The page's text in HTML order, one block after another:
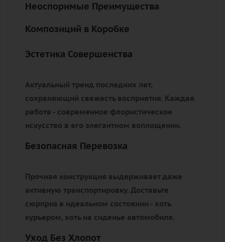
Неоспоримые Преимущества
Композиций в Коробке
Эстетика Совершенства
Актуальный тренд последних лет,
сохраняющий свежесть восприятия. Каждая
работа - современное флористическое
искусство в его элегантном воплощении.
Безопасная Перевозка
Прочная конструкция выдерживает даже
активную транспортировку. Доставьте
сюрприз в идеальном состоянии - хоть
курьером, хоть на сиденье автомобиля.
Уход Без Хлопот